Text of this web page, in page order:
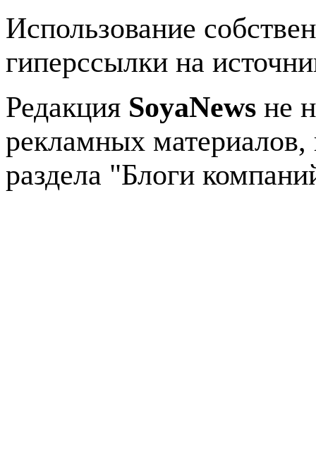
Использование
гиперссылки на
Редакция SoyaNews не
рекламных
раздела "Блоги